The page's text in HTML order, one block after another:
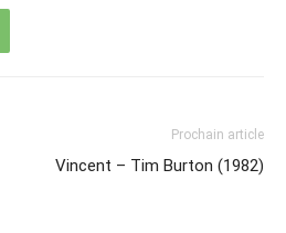
Prochain article
Vincent – Tim Burton (1982)